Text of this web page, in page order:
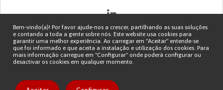
Copyright © 2026 Patient Innovation.
Bem-vindo(a)! Por favor ajude-nos a crescer, partilhando as suas soluções
e contando a toda a gente sobre nós. Este website usa cookies para
garantir uma melhor experiência. Ao carregar em "Aceitar" entende-se
que foi informado e que aceita a instalação e utilização dos cookies. Para
mais informação carregue em "Configurar" onde poderá configurar ou
desactivar os cookies em qualquer momento.